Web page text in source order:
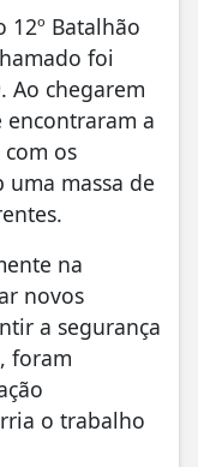
12º Batalhão
foi
Ao chegarem
encontraram a
os
massa de
na
novos
a segurança
foram
o trabalho